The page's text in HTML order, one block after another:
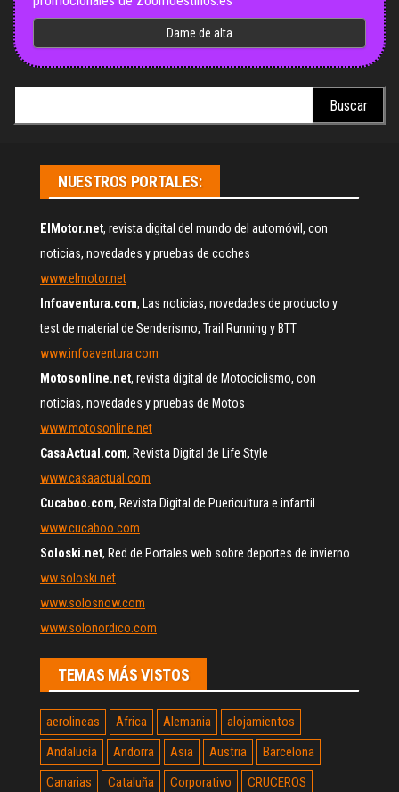
NUESTROS PORTALES:
ElMotor.net, revista digital del mundo del automóvil, con
noticias, novedades y pruebas de coches
www.elmotor.net
Infoaventura.com, Las noticias, novedades de producto y
test de material de Senderismo, Trail Running y BTT
www.infoaventura.com
Motosonline.net, revista digital de Motociclismo, con
noticias, novedades y pruebas de Motos
www.motosonline.net
CasaActual.com, Revista Digital de Life Style
www.casaactual.com
Cucaboo.com, Revista Digital de Puericultura e infantil
www.cucaboo.com
Soloski.net, Red de Portales web sobre deportes de invierno
ww.soloski.net
www.solosnow.com
www.solonordico.com
TEMAS MÁS VISTOS
aerolineas Africa Alemania
alojamientos
Andalucía
Andorra Asia Austria
Barcelona
Canarias
Cataluña Corporativo
CRUCEROS